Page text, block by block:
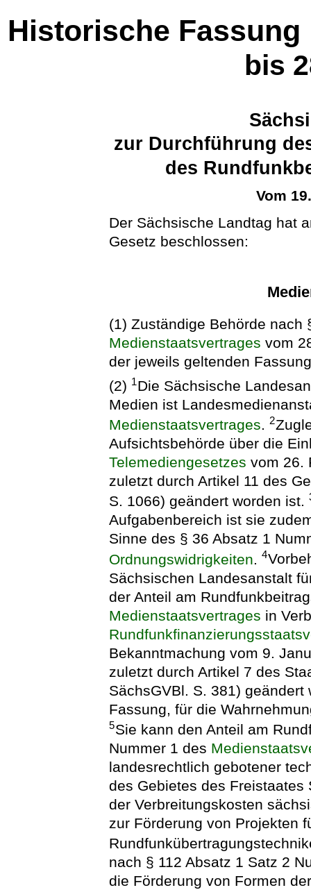
Historische Fassung
bis
zur Durchführung
des
Vom
Der Sächsische Landtag hat
Gesetz beschlossen:
(1) Zuständige Behörde nach
Medienstaatsvertrages vom
der jeweils geltenden
(2) 1Die Sächsische
Medien ist
Medienstaatsvertrages.2
Aufsichtsbehörde über die
Telemediengesetzes vom 26.
zuletzt durch Artikel 11 des
S. 1066) geändert worden ist.
Aufgabenbereich ist sie
Sinne des § 36 Absatz 1
Ordnungswidrigkeiten .4
Sächsischen Landesanstalt
der Anteil am
Medienstaatsvertrages in
Bekanntmachung vom 9.
zuletzt durch Artikel 7 des
SächsGVBl. S. 381)
Fassung, für die
5Sie kann den Anteil am
Nummer 1 des
landesrechtlich gebotener
des Gebietes des
der Verbreitungskosten
zur Förderung von Projekten
nach § 112 Absatz 1 Satz 2
die Förderung von Formen